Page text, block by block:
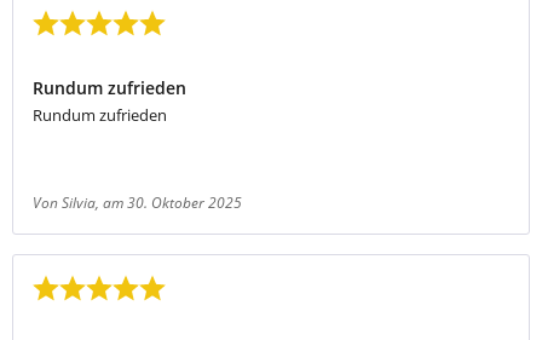
Rundum zufrieden
Rundum zufrieden
Von Silvia, am 30. Oktober 2025